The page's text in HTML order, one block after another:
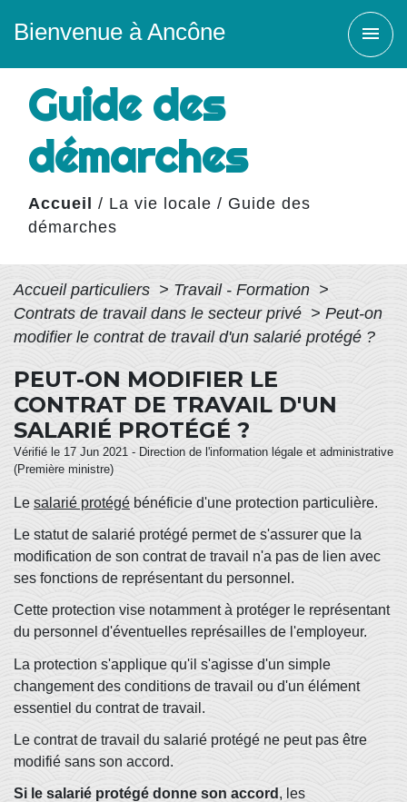
Bienvenue à Ancône menu
Guide des
démarches
Accueil / La vie locale / Guide des
démarches
Accueil particuliers > Travail - Formation >
Contrats de travail dans le secteur privé > Peut-on
modifier le contrat de travail d'un salarié protégé ?
PEUT-ON MODIFIER LE
CONTRAT DE TRAVAIL D'UN
SALARIÉ PROTÉGÉ ?
Vérifié le 17 Jun 2021 - Direction de l'information légale et administrative
(Première ministre)
Le salarié protégé bénéficie d'une protection particulière.
Le statut de salarié protégé permet de s'assurer que la
modification de son contrat de travail n'a pas de lien avec
ses fonctions de représentant du personnel.
Cette protection vise notamment à protéger le représentant
du personnel d'éventuelles représailles de l'employeur.
La protection s'applique qu'il s'agisse d'un simple
changement des conditions de travail ou d'un élément
essentiel du contrat de travail.
Le contrat de travail du salarié protégé ne peut pas être
modifié sans son accord.
Si le salarié protégé donne son accord , les